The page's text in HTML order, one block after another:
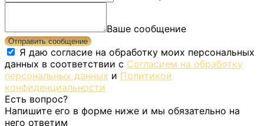
Ваше сообщение
Отправить сообщение
Я даю согласие на обработку моих персональных
данных в соответствии с Согласием на обработку
персональных данных и Политикой
конфиденциальности
Есть вопрос?
Напишите его в форме ниже и мы обязательно на
него ответим